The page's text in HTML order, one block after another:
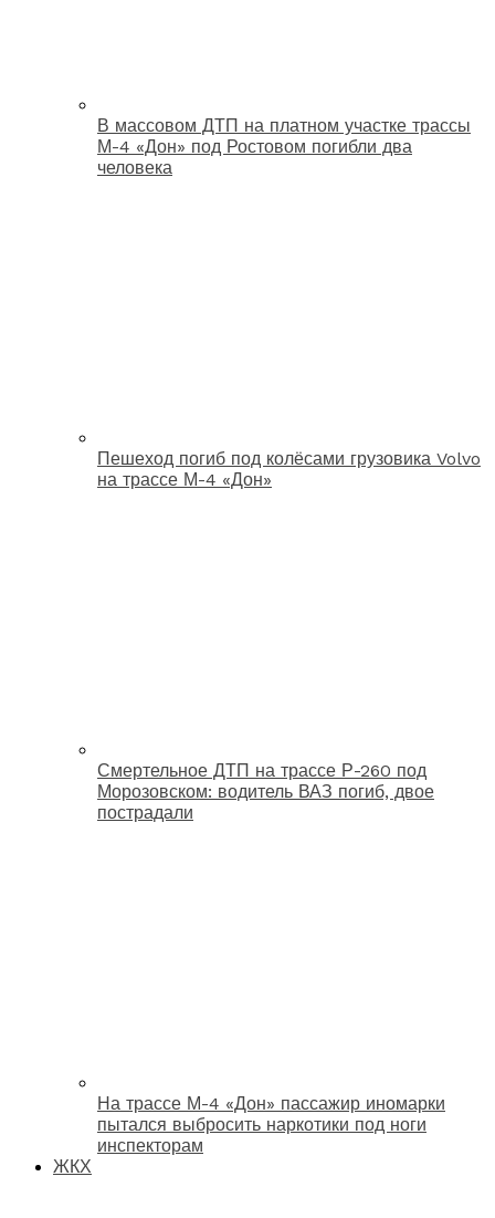
В массовом ДТП на платном участке трассы
М-4 «Дон» под Ростовом погибли два
человека
Пешеход погиб под колёсами грузовика Volvo
на трассе М-4 «Дон»
Смертельное ДТП на трассе Р-260 под
Морозовском: водитель ВАЗ погиб, двое
пострадали
На трассе М-4 «Дон» пассажир иномарки
пытался выбросить наркотики под ноги
инспекторам
ЖКХ